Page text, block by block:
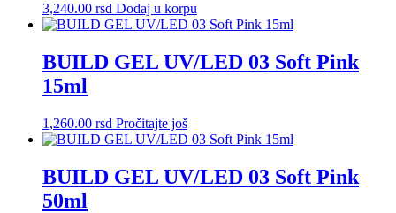
3,240.00 rsd Dodaj u korpu
BUILD GEL UV/LED 03 Soft Pink
15ml
1,260.00 rsd Pročitajte još
BUILD GEL UV/LED 03 Soft Pink
50ml